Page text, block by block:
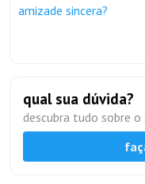
amizade sincera?
qual sua dúvida?
descubra tudo sobre